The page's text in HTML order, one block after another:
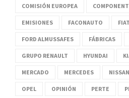
COMISIÓN EUROPEA
EMISIONES FACONAUTO FIAT
FORD ALMUSSAFES FÁBRICAS
GRUPO RENAULT HYUNDAI
MERCADO MERCEDES NISSAN
OPEL OPINIÓN PERTE